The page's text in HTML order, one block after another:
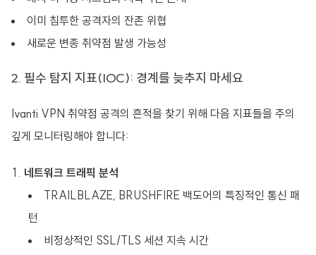
이미 침투한 공격자의 잔존 위협
새로운 변종 취약점 발생 가능성
2. 필수 탐지 지표(IOC): 경계를 늦추지 마세요
Ivanti VPN 취약점 공격의 흔적을 찾기 위해 다음 지표들을 주의
깊게 모니터링해야 합니다:
네트워크 트래픽 분석
TRAILBLAZE, BRUSHFIRE 백도어의 특징적인 통신 패
턴
비정상적인 SSL/TLS 세션 지속 시간